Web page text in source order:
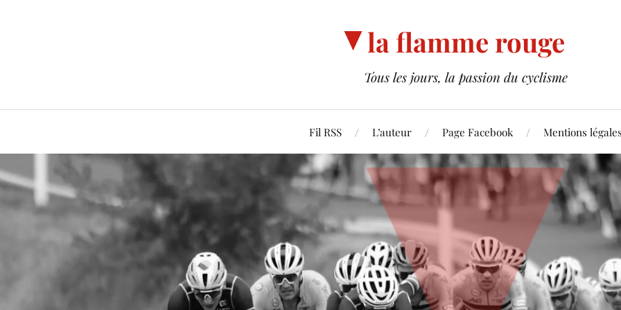
la flamme rouge
Tous les jours, la passion du cyclisme
Fil RSS L’auteur Page Facebook Mentions